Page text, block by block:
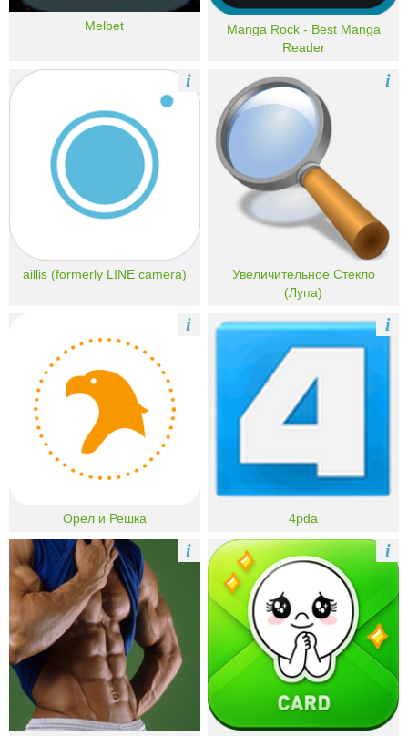
Melbet
Manga Rock - Best Manga
Reader
​aillis (formerly LINE camera)
i
Увеличительное Стекло
(Лупа)
i
Орел и Решка
i
4pda
i
i i